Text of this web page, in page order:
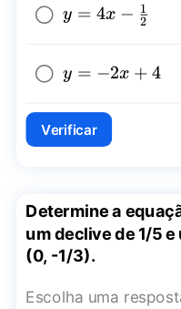
y=4x-
y = 4x − 2
1
y=-2x+4
y = −2x + 4
Verificar
Determine a
um declive de 1/5
(0, -1/3).
Escolha uma